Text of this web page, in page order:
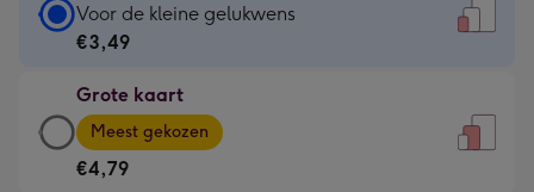
Standaard
kaart
€3,49
-
Voor
Voor de kleine gelukwens
€3,49
Grote kaart
Grote
kaart
-
Meest gekozen
€4,79